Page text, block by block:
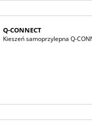
Q-CONNECT
Kieszeń samoprzylepna Q-